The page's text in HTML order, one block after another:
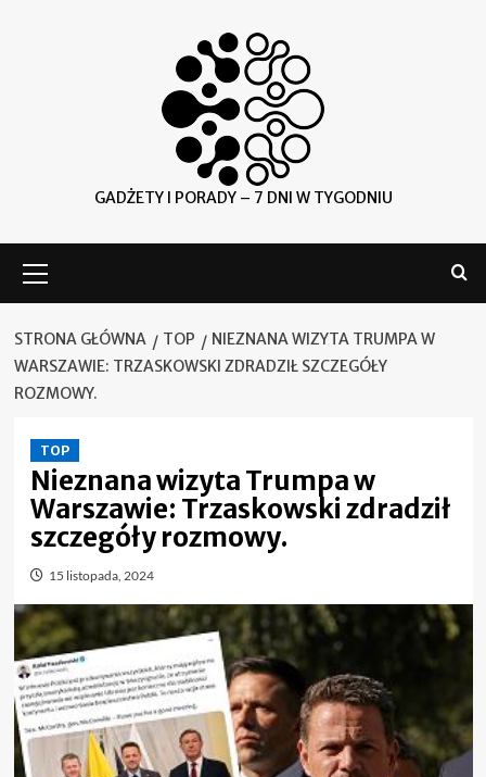
GADŻETY I PORADY – 7 DNI W TYGODNIU
główne
STRONA GŁÓWNA TOP
NIEZNANA WIZYTA TRUMPA W
WARSZAWIE: TRZASKOWSKI ZDRADZIŁ SZCZEGÓŁY
ROZMOWY.
TOP
Nieznana wizyta Trumpa w
Warszawie: Trzaskowski zdradził
szczegóły rozmowy.
15 listopada, 2024